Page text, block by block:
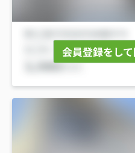
会員登録をし